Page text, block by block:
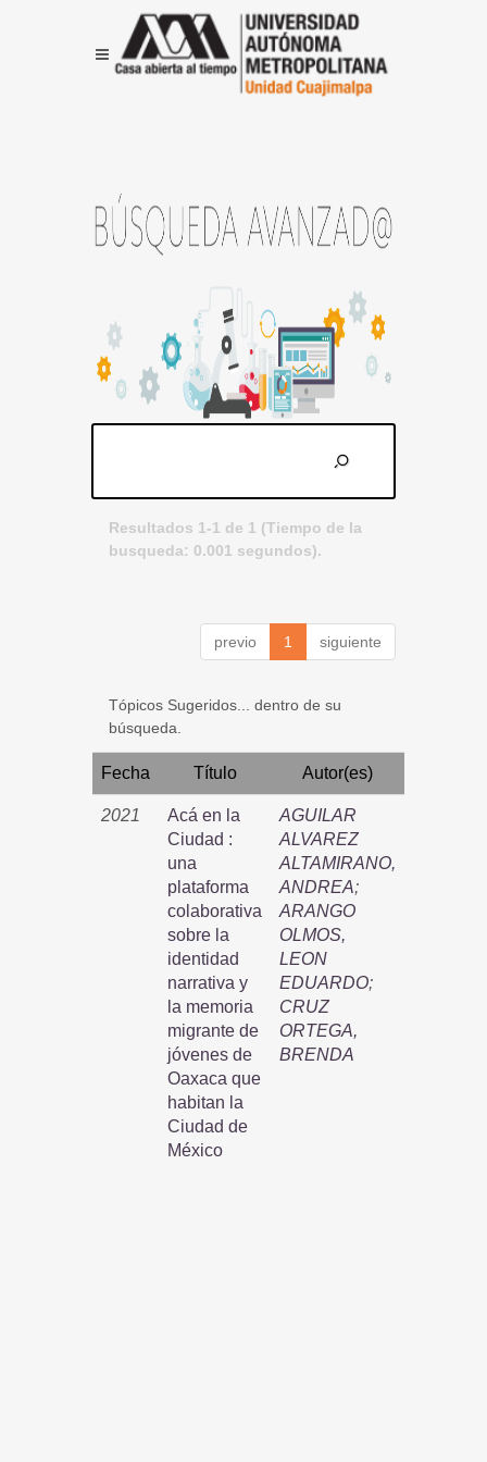
Resultados 1-1 de 1 (Tiempo de la
busqueda: 0.001 segundos).
previo 1 siguiente
Tópicos Sugeridos... dentro de su
búsqueda.
Fecha Título Autor(es)
2021
Acá en la
Ciudad :
una
plataforma
colaborativa
sobre la
identidad
narrativa y
la memoria
migrante de
jóvenes de
Oaxaca que
habitan la
Ciudad de
México
AGUILAR
ALVAREZ
ALTAMIRANO,
ANDREA;
ARANGO
OLMOS,
LEON
EDUARDO;
CRUZ
ORTEGA,
BRENDA